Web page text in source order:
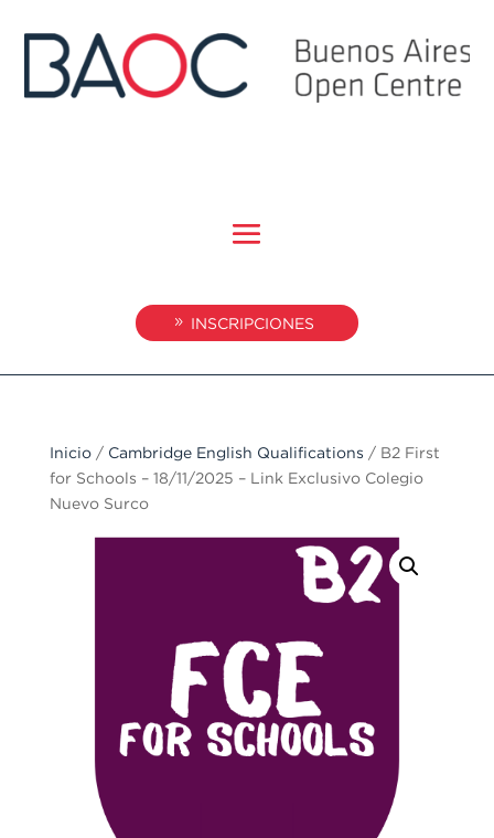
INSCRIPCIONES
Inicio/ Cambridge English Qualifications / B2 First
for Schools – 18/11/2025 – Link Exclusivo Colegio
Nuevo Surco